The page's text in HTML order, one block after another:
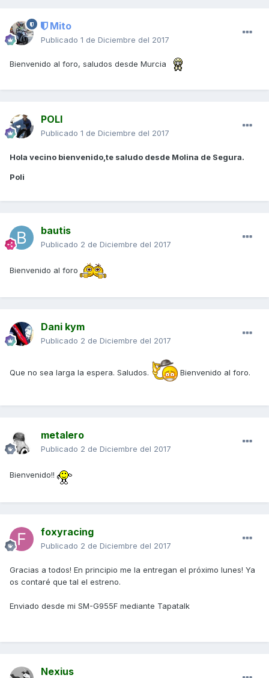
Mito
Publicado 1 de Diciembre del 2017
Bienvenido al foro, saludos desde Murcia
POLI
Publicado 1 de Diciembre del 2017
Hola vecino bienvenido,te saludo desde Molina de Segura.
Poli
bautis
Publicado 2 de Diciembre del 2017
Bienvenido al foro
Dani kym
Publicado 2 de Diciembre del 2017
Que no sea larga la espera. Saludos. Bienvenido al foro.
metalero
Publicado 2 de Diciembre del 2017
Bienvenido!!
foxyracing
Publicado 2 de Diciembre del 2017
Gracias a todos! En principio me la entregan el próximo lunes! Ya
os contaré que tal el estreno.
Enviado desde mi SM-G955F mediante Tapatalk
Nexius